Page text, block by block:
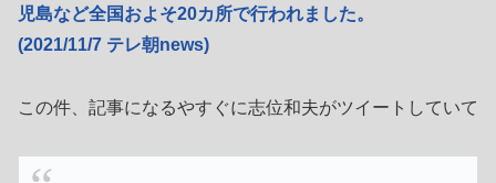
児島など全国およそ20カ所で行われました。
(2021/11/7 テレ朝news)
この件、記事になるやすぐに志位和夫がツイートしていて